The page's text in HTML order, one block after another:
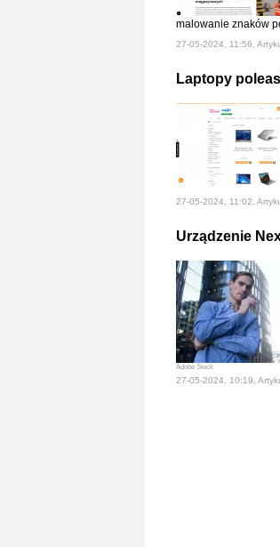
malowanie znaków
27-05-2024, 11:56,
Laptopy
27-05-2024, 11:02,
Urządzenie
Adobe Stock
27-05-2024, 10:19,